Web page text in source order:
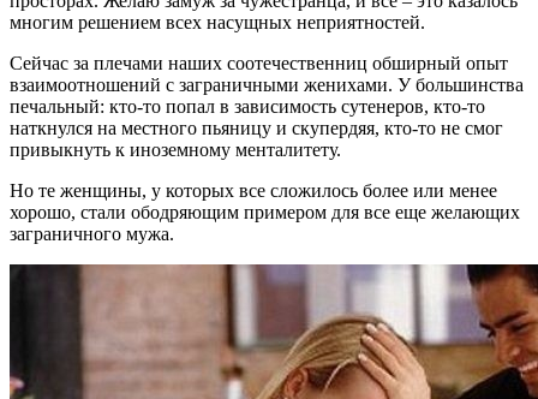
многим решением всех насущных неприятностей.
Сейчас за плечами наших соотечественниц обширный опыт
взаимоотношений с заграничными женихами. У большинства
печальный: кто-то попал в зависимость сутенеров, кто-то
наткнулся на местного пьяницу и скупердяя, кто-то не смог
привыкнуть к иноземному менталитету.
Но те женщины, у которых все сложилось более или менее
хорошо, стали ободряющим примером для все еще желающих
заграничного мужа.